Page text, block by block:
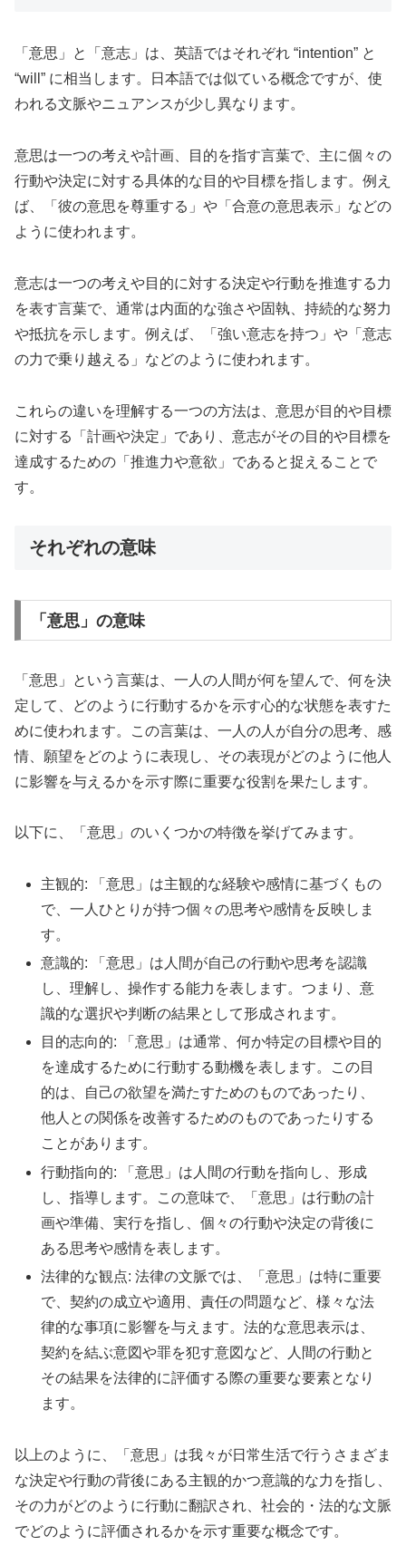
「意思」と「意志」は、英語ではそれぞれ “intention” と
“will” に相当します。日本語では似ている概念ですが、使
われる文脈やニュアンスが少し異なります。
意思は一つの考えや計画、目的を指す言葉で、主に個々の
行動や決定に対する具体的な目的や目標を指します。例え
ば、「彼の意思を尊重する」や「合意の意思表示」などの
ように使われます。
意志は一つの考えや目的に対する決定や行動を推進する力
を表す言葉で、通常は内面的な強さや固執、持続的な努力
や抵抗を示します。例えば、「強い意志を持つ」や「意志
の力で乗り越える」などのように使われます。
これらの違いを理解する一つの方法は、意思が目的や目標
に対する「計画や決定」であり、意志がその目的や目標を
達成するための「推進力や意欲」であると捉えることで
す。
それぞれの意味
「意思」の意味
「意思」という言葉は、一人の人間が何を望んで、何を決
定して、どのように行動するかを示す心的な状態を表すた
めに使われます。この言葉は、一人の人が自分の思考、感
情、願望をどのように表現し、その表現がどのように他人
に影響を与えるかを示す際に重要な役割を果たします。
以下に、「意思」のいくつかの特徴を挙げてみます。
主観的: 「意思」は主観的な経験や感情に基づくもの
で、一人ひとりが持つ個々の思考や感情を反映しま
す。
意識的: 「意思」は人間が自己の行動や思考を認識
し、理解し、操作する能力を表します。つまり、意
識的な選択や判断の結果として形成されます。
目的志向的: 「意思」は通常、何か特定の目標や目的
を達成するために行動する動機を表します。この目
的は、自己の欲望を満たすためのものであったり、
他人との関係を改善するためのものであったりする
ことがあります。
行動指向的: 「意思」は人間の行動を指向し、形成
し、指導します。この意味で、「意思」は行動の計
画や準備、実行を指し、個々の行動や決定の背後に
ある思考や感情を表します。
法律的な観点: 法律の文脈では、「意思」は特に重要
で、契約の成立や適用、責任の問題など、様々な法
律的な事項に影響を与えます。法的な意思表示は、
契約を結ぶ意図や罪を犯す意図など、人間の行動と
その結果を法律的に評価する際の重要な要素となり
ます。
以上のように、「意思」は我々が日常生活で行うさまざま
な決定や行動の背後にある主観的かつ意識的な力を指し、
その力がどのように行動に翻訳され、社会的・法的な文脈
でどのように評価されるかを示す重要な概念です。